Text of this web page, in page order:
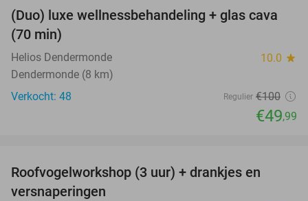
50%
(Duo) luxe wellnessbehandeling + glas cava
(70 min)
Helios Dendermonde 10.0 star
Dendermonde (8 km)
Verkocht: 48
Regulier €100
€49,99
Roofvogelworkshop (3 uur) + drankjes en
versnaperingen